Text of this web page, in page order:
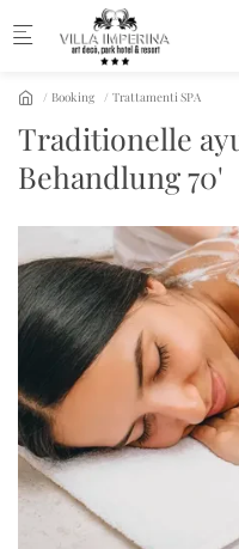
Skip to main content
Booking Trattamenti SPA
Traditionelle
Behandlung 70'